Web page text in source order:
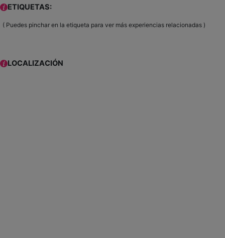
ETIQUETAS:
( Puedes pinchar en la etiqueta para ver más experiencias relacionadas )
LOCALIZACIÓN